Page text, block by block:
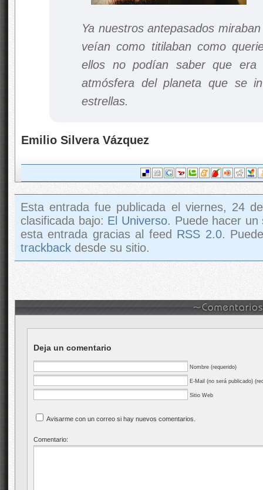
Ya nuestros antepasados
veían como titilaban como
ellos no podían saber que
atmósfera del planeta que se
estrellas.
Emilio Silvera Vázquez
Esta entrada fue publicada el viernes, 24
clasificada bajo: El Universo. Puede hacer un
esta entrada gracias al feed RSS 2.0.
trackback desde su sitio.
Deja un comentario
Nombre (requerido)
E-Mail (no será publicado)
Sitio Web
Avisarme con un correo si hay nuevos comentarios.
Comentario: